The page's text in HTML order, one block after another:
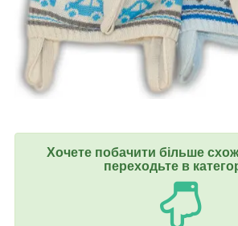
Хочете побачити більше
переходьте в